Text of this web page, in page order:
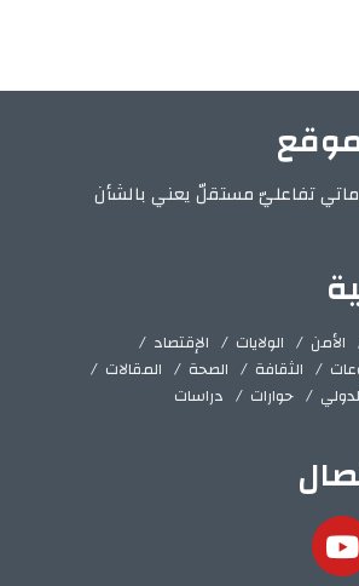
تفاعليّ مستقلّ يعني بالشأن
الأمن الولايات
الإقتصاد
الثقافة الصحة
المقالات
حوارات دراسات